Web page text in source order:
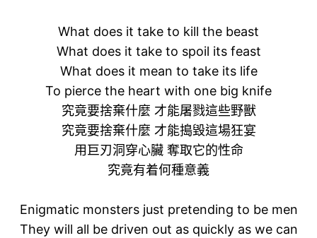
What does it take to kill the beast
What does it take to spoil its feast
What does it mean to take its life
To pierce the heart with one big knife
究竟要捨棄什麼 才能屠戮這些野獸
究竟要捨棄什麼 才能搗毀這場狂宴
用巨刃洞穿心臟 奪取它的性命
究竟有着何種意義
Enigmatic monsters just pretending to be men
They will all be driven out as quickly as we can